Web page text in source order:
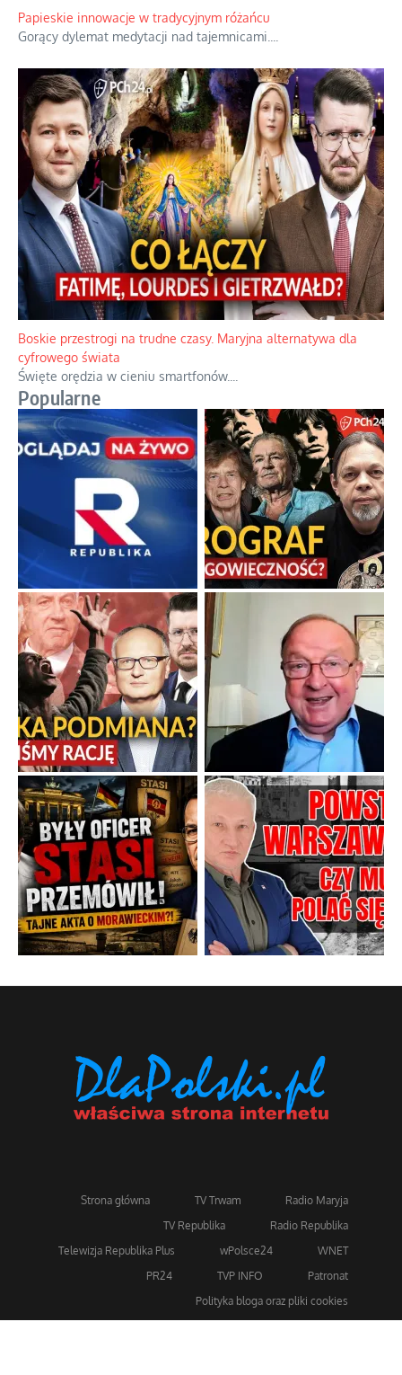
Papieskie innowacje w tradycyjnym różańcu
Gorący dylemat medytacji nad tajemnicami.
Boskie przestrogi na trudne czasy. Maryjna alternatywa dla
cyfrowego świata
Święte orędzia w cieniu smartfonów.
Popularne
Strona główna TV Trwam
Radio Maryja
TV Republika
Radio Republika
Telewizja Republika Plus
wPolsce24
WNET
PR24
TVP INFO
Patronat
Polityka bloga oraz pliki cookies